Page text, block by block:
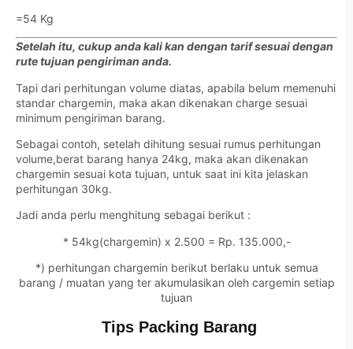
=54 Kg
Setelah itu, cukup anda kali kan dengan tarif sesuai dengan
rute tujuan pengiriman anda.
Tapi dari perhitungan volume diatas, apabila belum memenuhi
standar chargemin, maka akan dikenakan charge sesuai
minimum pengiriman barang.
Sebagai contoh, setelah dihitung sesuai rumus perhitungan
volume,berat barang hanya 24kg, maka akan dikenakan
chargemin sesuai kota tujuan, untuk saat ini kita jelaskan
perhitungan 30kg.
Jadi anda perlu menghitung sebagai berikut :
* 54kg(chargemin) x 2.500 = Rp. 135.000,-
*) perhitungan chargemin berikut berlaku untuk semua
barang / muatan yang ter akumulasikan oleh cargemin setiap
tujuan
Tips Packing Barang